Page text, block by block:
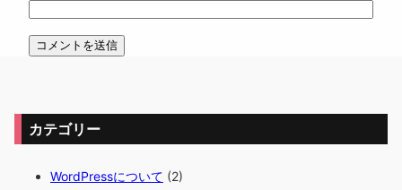
カテゴリー
WordPressについて (2)